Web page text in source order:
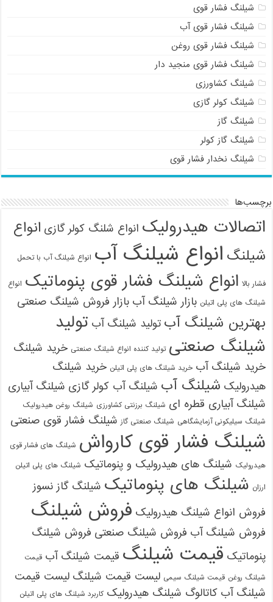
شیلنگ فشار قوی
شیلنگ فشار قوی آب
شیلنگ فشار قوی روغن
شیلنگ فشار قوی منجید دار
شیلنگ کشاورزی
شیلنگ کولر گازی
شیلنگ گاز
شیلنگ گاز کولر
شیلنگ نخدار فشار قوی
برچسب‌ها
اتصالات هیدرولیک انواع شلنگ کولر گازی انواع
شیلنگ انواع شیلنگ آب انواع شیلنگ آب با تحمل
فشار بالا انواع شیلنگ فشار قوی پنوماتیک انواع
شیلنگ های پلی اتیلن بازار شیلنگ آب بازار فروش شیلنگ صنعتی
بهترین شیلنگ آب تولید شیلنگ آب تولید
شیلنگ صنعتی تولید کننده انواع شیلنگ صنعتی خرید شیلنگ
خرید شیلنگ آب خرید شیلنگ های پلی اتیلن خرید شیلنگ
هیدرولیک شیلنگ آب شیلنگ آب کولر گازی شیلنگ آبیاری
شیلنگ آبیاری قطره ای شیلنگ برزنتی کشاورزی شیلنگ روغن هیدرولیک
شیلنگ سیلیکونی آزمایشگاهی شیلنگ صنعتی گاز شیلنگ فشار قوی صنعتی
شیلنگ فشار قوی کارواش شیلنگ های فشار قوی
هیدرولیک شیلنگ های هیدرولیک و پنوماتیک شیلنگ های پلی اتیلن
ارزان شیلنگ های پنوماتیک شیلنگ گاز نسوز
فروش انواع شیلنگ هیدرولیک فروش شیلنگ
فروش شیلنگ آب فروش شیلنگ صنعتی فروش شیلنگ
پنوماتیک قیمت شیلنگ قیمت شیلنگ آب قیمت
شیلنگ روغن قیمت شیلنگ سیمی لیست قیمت شیلنگ لیست قیمت
شیلنگ آب کاتالوگ شیلنگ هیدرولیک کاربرد شیلنگ های پلی اتیلن
09121161360